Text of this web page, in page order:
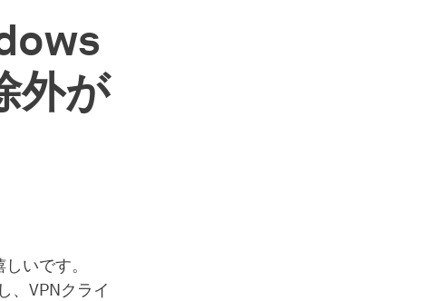
外が
いです。
、VPNクライ